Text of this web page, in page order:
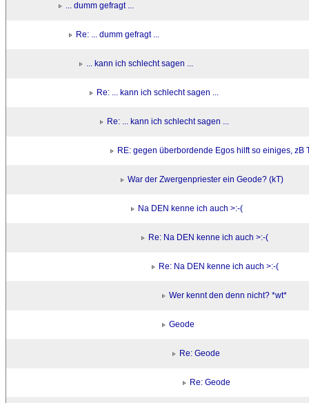
... dumm gefragt ...
Re: ... dumm gefragt ...
... kann ich schlecht sagen ...
Re: ... kann ich schlecht sagen ...
Re: ... kann ich schlecht sagen ...
RE: gegen überbordende Egos hilft so einiges, zB
War der Zwergenpriester ein Geode? (kT)
Na DEN kenne ich auch >:-(
Re: Na DEN kenne ich auch >:-(
Re: Na DEN kenne ich auch >:-(
Wer kennt den denn nicht? *wt*
Geode
Re: Geode
Re: Geode